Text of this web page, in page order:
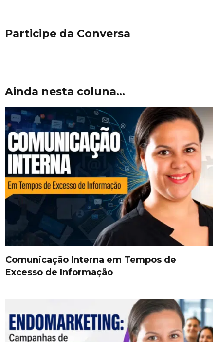
Participe da Conversa
Ainda nesta coluna...
Comunicação Interna em Tempos de
Excesso de Informação